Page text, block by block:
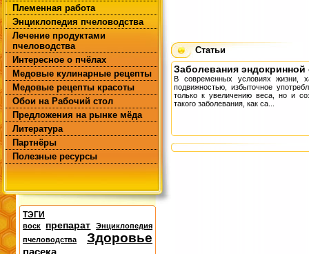
Племенная работа
Энциклопедия пчеловодства
Лечение продуктами
пчеловодства
Интересное о пчёлах
Медовые кулинарные рецепты
Медовые рецепты красоты
Обои на Рабочий стол
Предложения на рынке мёда
Литература
Партнёры
Полезные ресурсы
ТЭГИ
воск препарат
Энциклопедия
пчеловодства
Здоровье
пасека
Статьи
Заболевания
В современных условиях жизни,
подвижностью, избыточное
только к увеличению веса, но и
такого заболевания, как са...